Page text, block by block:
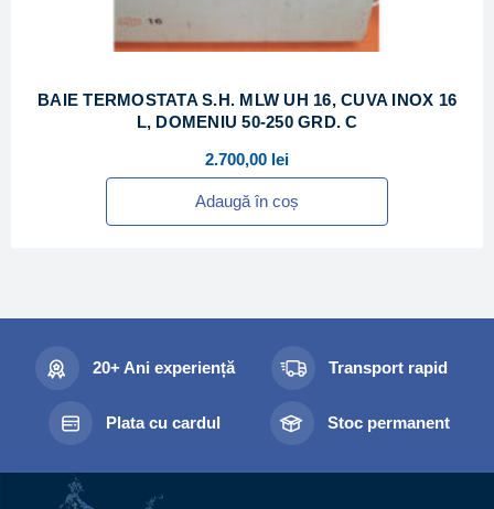
BAIE TERMOSTATA S.H. MLW UH 16, CUVA INOX 16
L, DOMENIU 50-250 GRD. C
2.700,00 lei
Adaugă în coș
20+ Ani experiență Transport rapid
Plata cu cardul Stoc permanent